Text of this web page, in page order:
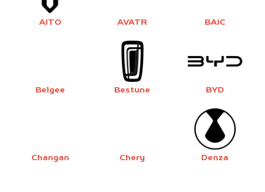
AITO AVATR BAIC
Belgee Bestune BYD
Changan Chery Denza